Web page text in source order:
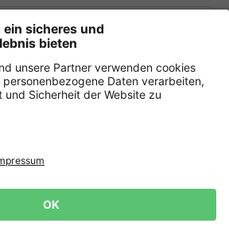
einkaufen mit
AGB
Impressum Cookie Einstellungen